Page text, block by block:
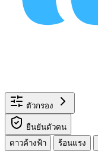
ตัวกรอง
ยืนยันตัวตน
ดาวค้างฟ้า
ร้อนแรง